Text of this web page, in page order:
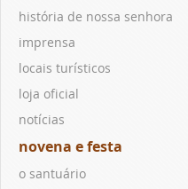
história de nossa senhora
imprensa
locais turísticos
loja oficial
notícias
novena e festa
o santuário